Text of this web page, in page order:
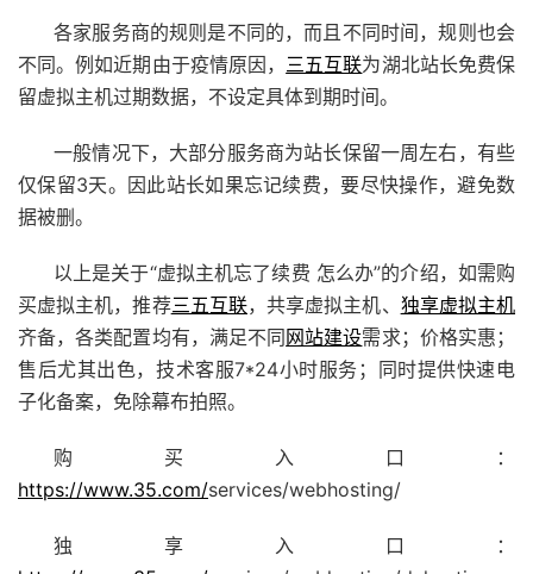
各家服务商的规则是不同的，而且不同时间，规则也会
不同。例如近期由于疫情原因， 三五互联为湖北站长免费保
留虚拟主机过期数据，不设定具体到期时间。
一般情况下，大部分服务商为站长保留一周左右，有些
仅保留3天。因此站长如果忘记续费，要尽快操作，避免数
据被删。
以上是关于“虚拟主机忘了续费 怎么办”的介绍，如需购
买虚拟主机，推荐三五互联，共享虚拟主机、 独享虚拟主机
齐备，各类配置均有，满足不同网站建设需求；价格实惠；
售后尤其出色，技术客服7*24小时服务；同时提供快速电
子化备案，免除幕布拍照。
购买入口：
https://www.35.com/services/webhosting/
独享入口：